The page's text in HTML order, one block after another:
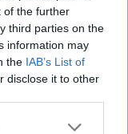
of the further
third parties on the
information may
the IAB’s List of
disclose it to other
or more Google